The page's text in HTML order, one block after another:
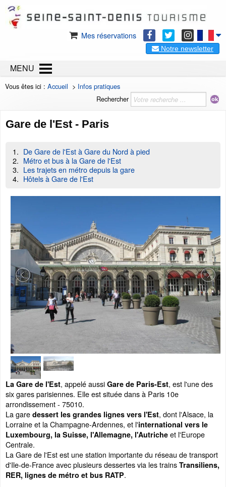
Mes réservations
Notre newsletter
MENU
Vous êtes ici : Accueil > Infos pratiques
Rechercher
Gare de l'Est - Paris
De Gare de l'Est à Gare du Nord à pied
Métro et bus à la Gare de l'Est
Les trajets en métro depuis la gare
Hôtels à Gare de l'Est
La Gare de l'Est, appelé aussi Gare de Paris-Est, est l'une des
six gares parisiennes. Elle est située dans à Paris 10e
arrondissement - 75010.
La gare dessert les grandes lignes vers l'Est, dont l'Alsace, la
Lorraine et la Champagne-Ardennes, et l'international vers le
Luxembourg, la Suisse, l'Allemagne, l'Autriche et l'Europe
Centrale.
La Gare de l'Est est une station importante du réseau de transport
d'Ile-de-France avec plusieurs dessertes via les trains Transiliens,
RER, lignes de métro et bus RATP.